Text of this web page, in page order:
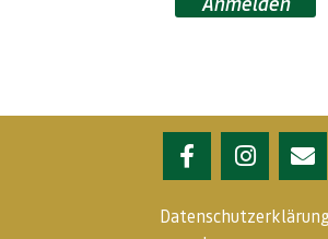
Datenschutzerklärung